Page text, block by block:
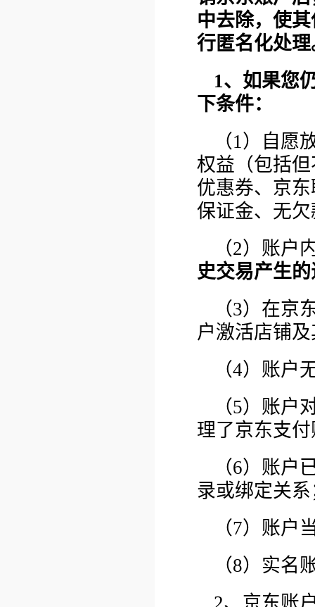
中去除，使
行匿名化处理
1、如果您
下条件：
（1）自愿
权益（包括
优惠券、京
保证金、无
（2）账户
史交易产生
（3）在京
户激活店铺
（4）账户
（5）账户
理了京东支
（6）账户
录或绑定关系
（7）账户
（8）实名
2、京东账